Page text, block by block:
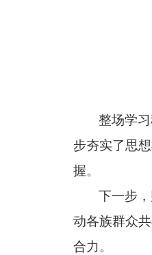
整场学
步夯实了思
握。
下一步
动各族群众
合力。